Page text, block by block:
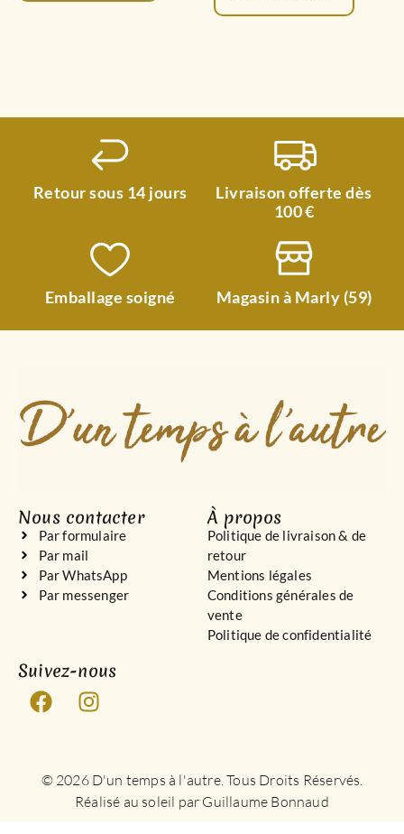
Retour sous 14 jours
Livraison offerte dès
100 €
Emballage soigné Magasin à Marly (59)
Nous contacter
Par formulaire
Par mail
Par WhatsApp
Par messenger
À propos
Politique de livraison & de
retour
Mentions légales
Conditions générales de
vente
Politique de confidentialité
Suivez-nous
© 2026 D'un temps à l'autre. Tous Droits Réservés.
Réalisé au soleil par Guillaume Bonnaud